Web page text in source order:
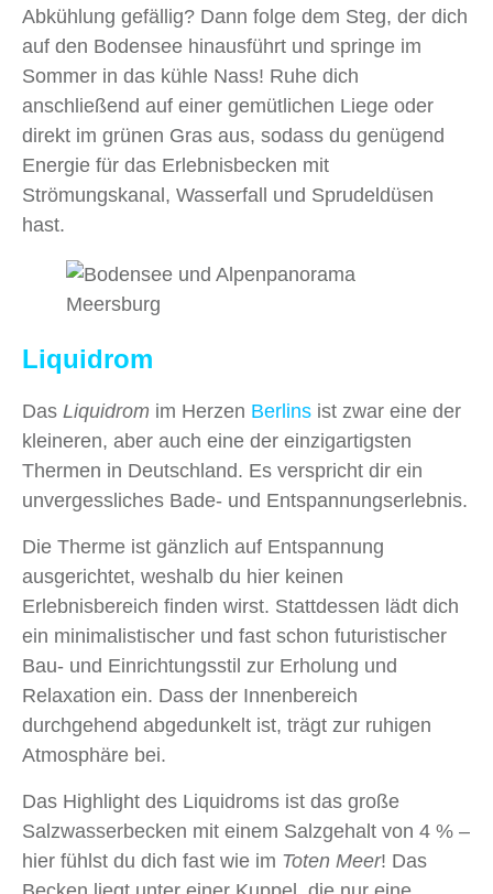
Abkühlung gefällig? Dann folge dem Steg, der dich
auf den Bodensee hinausführt und springe im
Sommer in das kühle Nass! Ruhe dich
anschließend auf einer gemütlichen Liege oder
direkt im grünen Gras aus, sodass du genügend
Energie für das Erlebnisbecken mit
Strömungskanal, Wasserfall und Sprudeldüsen
hast.
Liquidrom
Das Liquidrom im Herzen Berlins ist zwar eine der
kleineren, aber auch eine der einzigartigsten
Thermen in Deutschland. Es verspricht dir ein
unvergessliches Bade- und Entspannungserlebnis.
Die Therme ist gänzlich auf Entspannung
ausgerichtet, weshalb du hier keinen
Erlebnisbereich finden wirst. Stattdessen lädt dich
ein minimalistischer und fast schon futuristischer
Bau- und Einrichtungsstil zur Erholung und
Relaxation ein. Dass der Innenbereich
durchgehend abgedunkelt ist, trägt zur ruhigen
Atmosphäre bei.
Das Highlight des Liquidroms ist das große
Salzwasserbecken mit einem Salzgehalt von 4 % –
hier fühlst du dich fast wie im Toten Meer! Das